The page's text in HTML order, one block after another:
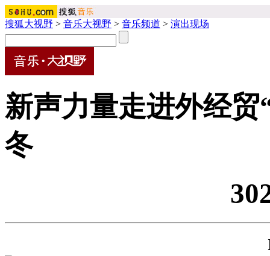
搜狐大视野 > 音乐大视野 > 音乐频道 > 演出现场
新声力量走进外经
冬